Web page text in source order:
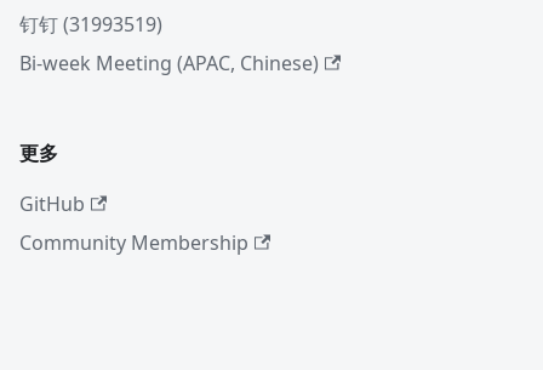
钉钉 (31993519)
Bi-week Meeting (APAC, Chinese)
更多
GitHub
Community Membership